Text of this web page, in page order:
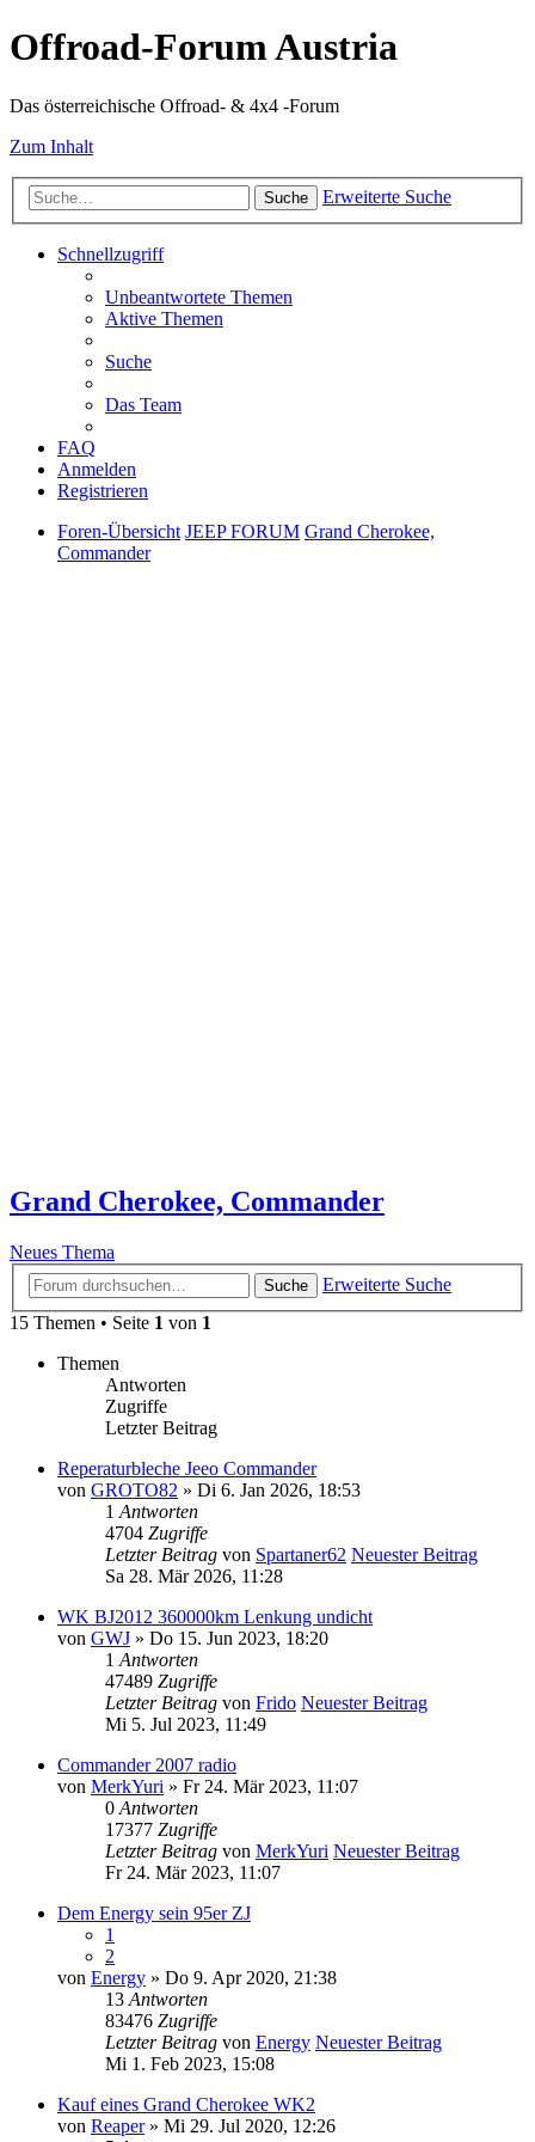
Offroad-Forum Austria
Das österreichische Offroad- & 4x4 -Forum
Zum Inhalt
Suche Erweiterte Suche
Schnellzugriff
Unbeantwortete Themen
Aktive Themen
Suche
Das Team
FAQ
Anmelden
Registrieren
Foren-Übersicht JEEP FORUM Grand Cherokee,
Commander
Grand Cherokee, Commander
Neues Thema
Suche
Erweiterte Suche
15 Themen • Seite 1 von 1
Themen
Antworten
Zugriffe
Letzter Beitrag
Reperaturbleche Jeeo Commander
von GROTO82 » Di 6. Jan 2026, 18:53
1 Antworten
4704 Zugriffe
Letzter Beitrag von Spartaner62 Neuester Beitrag
Sa 28. Mär 2026, 11:28
WK BJ2012 360000km Lenkung undicht
von GWJ » Do 15. Jun 2023, 18:20
1 Antworten
47489 Zugriffe
Letzter Beitrag von Frido Neuester Beitrag
Mi 5. Jul 2023, 11:49
Commander 2007 radio
von MerkYuri » Fr 24. Mär 2023, 11:07
0 Antworten
17377 Zugriffe
Letzter Beitrag von MerkYuri Neuester Beitrag
Fr 24. Mär 2023, 11:07
Dem Energy sein 95er ZJ
1
2
von Energy » Do 9. Apr 2020, 21:38
13 Antworten
83476 Zugriffe
Letzter Beitrag von Energy Neuester Beitrag
Mi 1. Feb 2023, 15:08
Kauf eines Grand Cherokee WK2
von Reaper» Mi 29. Jul 2020, 12:26